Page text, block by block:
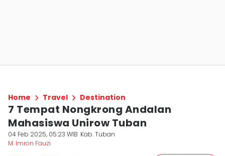
Home Travel Destination
7 Tempat Nongkrong Andalan
Mahasiswa Unirow Tuban
04 Feb 2025, 05:23 WIB Kab. Tuban
M. Imron Fauzi